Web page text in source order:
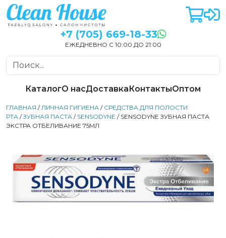
+7 (705) 669-18-33
ЕЖЕДНЕВНО С 10:00 ДО 21:00
КаталогО насДоставкаКонтактыОптом
ГЛАВНАЯ /ЛИЧНАЯ ГИГИЕНА / СРЕДСТВА ДЛЯ ПОЛОСТИ
РТА /ЗУБНАЯ ПАСТА / SENSODYNE / SENSODYNE ЗУБНАЯ ПАСТА
ЭКСТРА ОТБЕЛИВАНИЕ 75МЛ